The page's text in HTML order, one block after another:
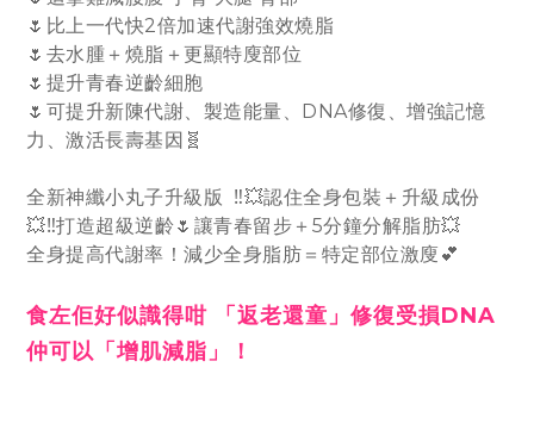
🌷比上一代快2倍加速代謝強效燒脂
🌷去水腫＋燒脂＋更顯特廋部位
🌷提升青春逆齡細胞
🌷可提升新陳代謝、製造能量、DNA修復、增強記憶
力、激活長壽基因🧬
全新神纖小丸子升級版 ‼️💥認住全身包裝＋升級成份
💥‼️打造超級逆齡🌷讓青春留步＋5分鐘分解脂肪💥
全身提高代謝率！減少全身脂肪＝特定部位激廋💕
食左佢好似識得咁 「返老還童」修復受損DNA
仲可以「增肌減脂」！